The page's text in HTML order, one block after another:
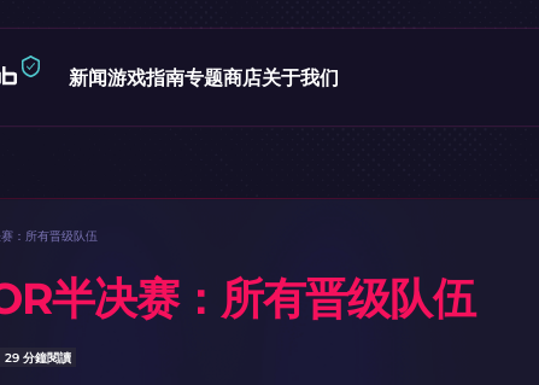
新闻游戏指南专题商店关于我们
：所有晋级队伍
半决赛：所有晋级队伍
29 分鐘閱讀